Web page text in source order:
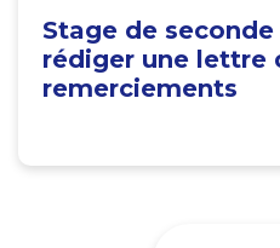
Stage de
rédiger une lettre
remerciements